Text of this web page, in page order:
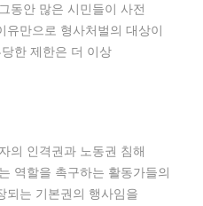
동안 많은 시민들이 사전
유만으로 형사처벌의 대상이
한 제한은 더 이상
의 인격권과 노동권 침해
역할을 촉구하는 활동가들의
되는 기본권의 행사임을